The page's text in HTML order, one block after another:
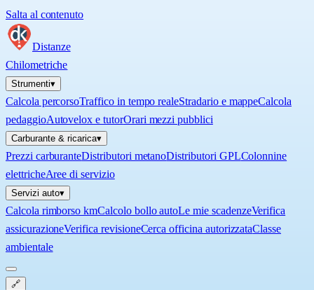
Salta al contenuto
Distanze
Chilometriche
Strumenti▾
Calcola percorsoTraffico in tempo realeStradario e mappeCalcola
pedaggioAutovelox e tutorOrari mezzi pubblici
Carburante & ricarica▾
Prezzi carburanteDistributori metanoDistributori GPLColonnine
elettricheAree di servizio
Servizi auto▾
Calcola rimborso kmCalcolo bollo autoLe mie scadenzeVerifica
assicurazioneVerifica revisioneCerca officina autorizzataClasse
ambientale
🔗